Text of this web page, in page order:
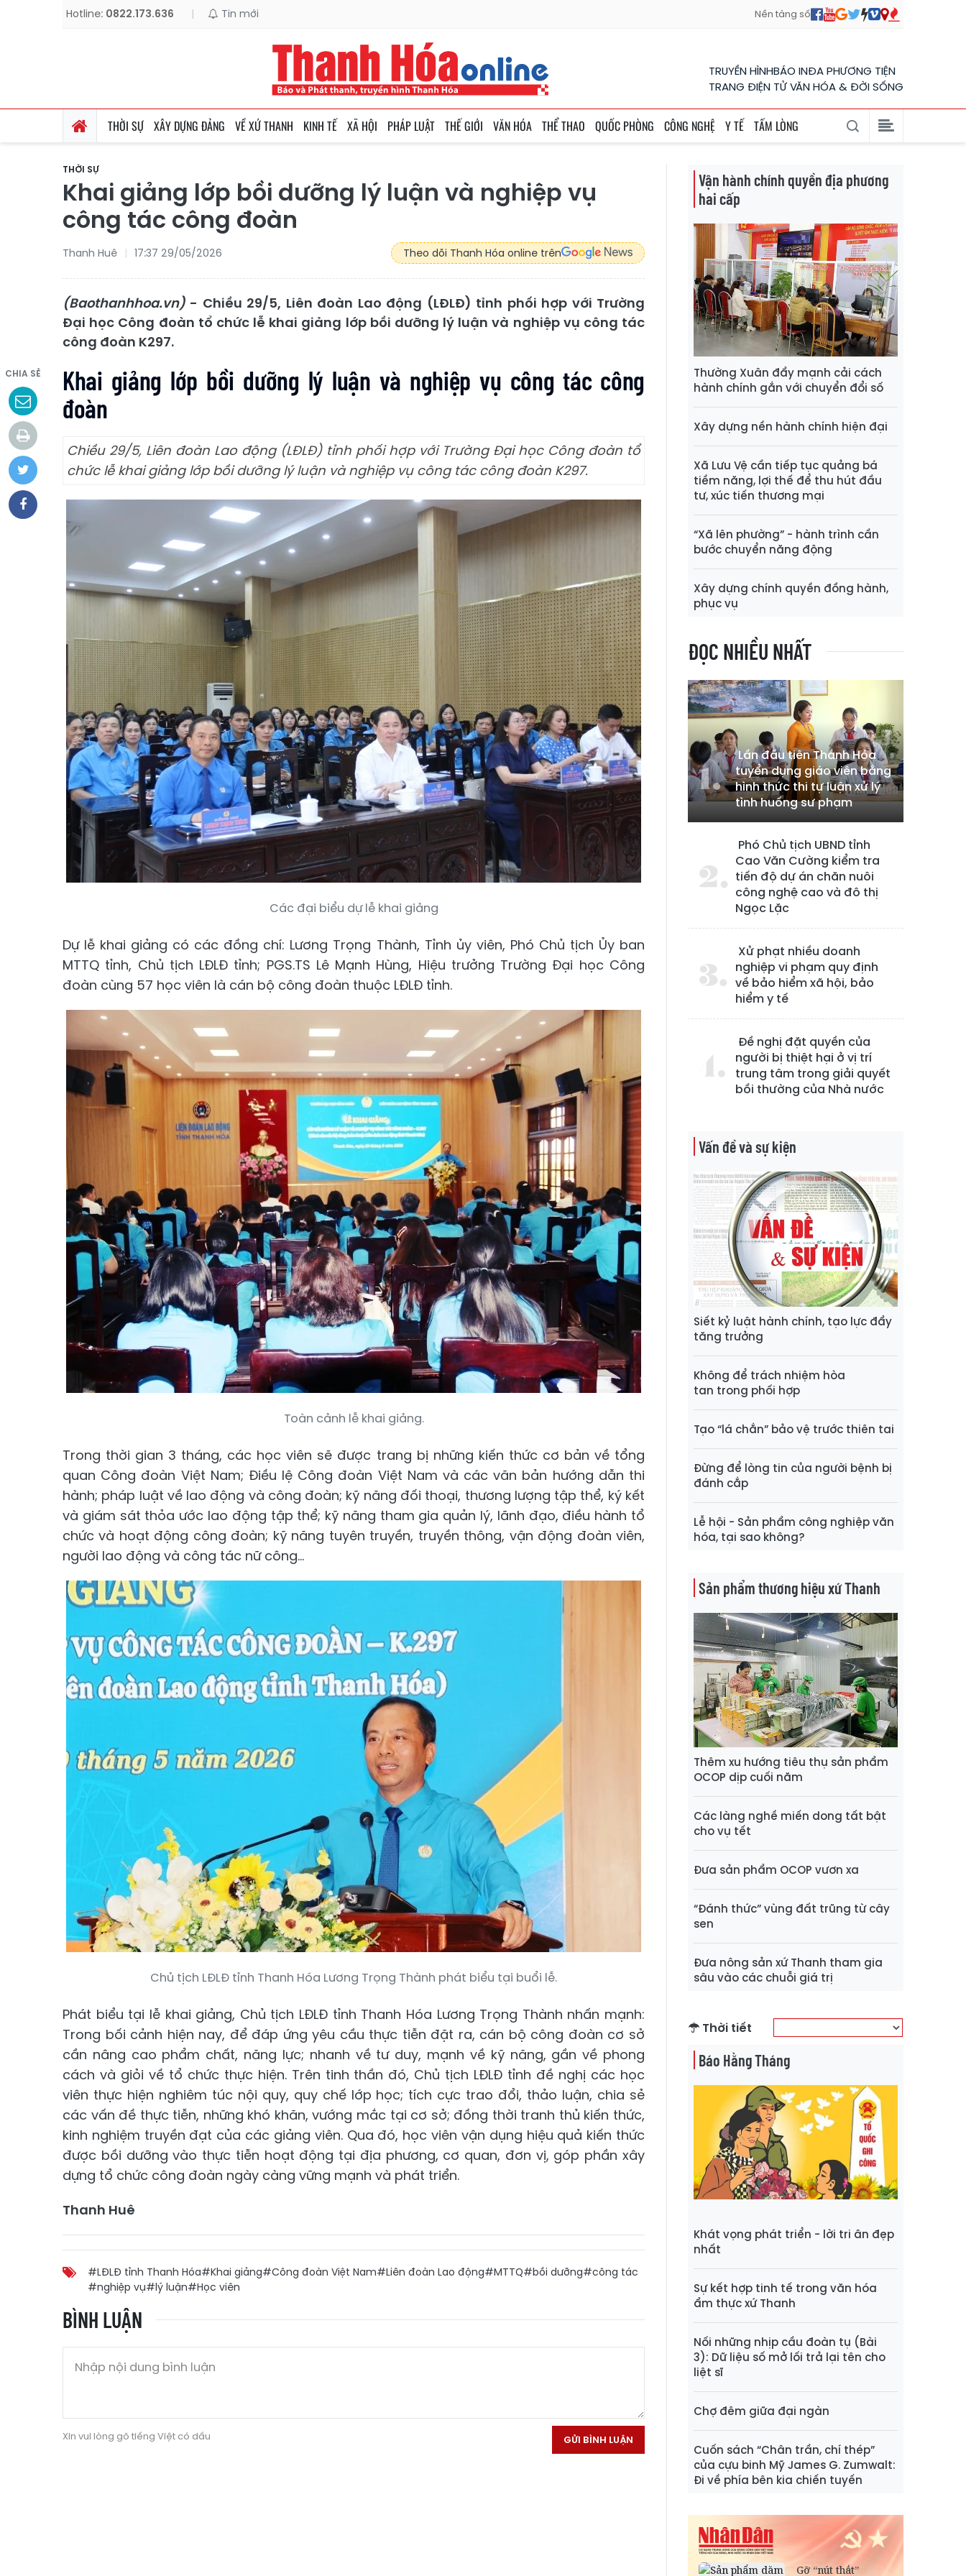
Hotline: 0822.173.636 | Tin mới Nền tảng số
TRUYỀN HÌNHBÁO INĐA PHƯƠNG TIỆN
TRANG ĐIỆN TỬ VĂN HÓA & ĐỜI SỐNG
THỜI SỰ XÂY DỰNG ĐẢNG VỀ XỨ THANH KINH TẾ XÃ HỘI PHÁP LUẬT THẾ GIỚI VĂN HÓA THỂ THAO QUỐC PHÒNG CÔNG NGHỆ Y TẾ TẤM LÒNG
THỜI SỰ
Khai giảng lớp bồi dưỡng lý luận và nghiệp vụ
công tác công đoàn
Thanh Huê 17:37 29/05/2026 Theo dõi Thanh Hóa online trên
(Baothanhhoa.vn) - Chiều 29/5, Liên đoàn Lao động (LĐLĐ) tỉnh phối hợp với Trường
Đại học Công đoàn tổ chức lễ khai giảng lớp bồi dưỡng lý luận và nghiệp vụ công tác
công đoàn K297.
CHIA SẺ
Khai giảng lớp bồi dưỡng lý luận và nghiệp vụ công tác công
đoàn
Chiều 29/5, Liên đoàn Lao động (LĐLĐ) tỉnh phối hợp với Trường Đại học Công đoàn tổ
chức lễ khai giảng lớp bồi dưỡng lý luận và nghiệp vụ công tác công đoàn K297.
Các đại biểu dự lễ khai giảng
Dự lễ khai giảng có các đồng chí: Lương Trọng Thành, Tỉnh ủy viên, Phó Chủ tịch Ủy ban
MTTQ tỉnh, Chủ tịch LĐLĐ tỉnh; PGS.TS Lê Mạnh Hùng, Hiệu trưởng Trường Đại học Công
đoàn cùng 57 học viên là cán bộ công đoàn thuộc LĐLĐ tỉnh.
Toàn cảnh lễ khai giảng.
Trong thời gian 3 tháng, các học viên sẽ được trang bị những kiến thức cơ bản về tổng
quan Công đoàn Việt Nam; Điều lệ Công đoàn Việt Nam và các văn bản hướng dẫn thi
hành; pháp luật về lao động và công đoàn; kỹ năng đối thoại, thương lượng tập thể, ký kết
và giám sát thỏa ước lao động tập thể; kỹ năng tham gia quản lý, lãnh đạo, điều hành tổ
chức và hoạt động công đoàn; kỹ năng tuyên truyền, truyền thông, vận động đoàn viên,
người lao động và công tác nữ công...
Chủ tịch LĐLĐ tỉnh Thanh Hóa Lương Trọng Thành phát biểu tại buổi lễ.
Phát biểu tại lễ khai giảng, Chủ tịch LĐLĐ tỉnh Thanh Hóa Lương Trọng Thành nhấn mạnh:
Trong bối cảnh hiện nay, để đáp ứng yêu cầu thực tiễn đặt ra, cán bộ công đoàn cơ sở
cần nâng cao phẩm chất, năng lực; nhanh về tư duy, mạnh về kỹ năng, gần về phong
cách và giỏi về tổ chức thực hiện. Trên tinh thần đó, Chủ tịch LĐLĐ tỉnh đề nghị các học
viên thực hiện nghiêm túc nội quy, quy chế lớp học; tích cực trao đổi, thảo luận, chia sẻ
các vấn đề thực tiễn, những khó khăn, vướng mắc tại cơ sở; đồng thời tranh thủ kiến thức,
kinh nghiệm truyền đạt của các giảng viên. Qua đó, học viên vận dụng hiệu quả kiến thức
được bồi dưỡng vào thực tiễn hoạt động tại địa phương, cơ quan, đơn vị, góp phần xây
dựng tổ chức công đoàn ngày càng vững mạnh và phát triển.
Thanh Huê
#LĐLĐ tỉnh Thanh Hóa#Khai giảng#Công đoàn Việt Nam#Liên đoàn Lao động#MTTQ#bồi dưỡng#công tác
#nghiệp vụ#lý luận#Học viên
BÌNH LUẬN
Xin vui lòng gõ tiếng Việt có dấu GỬI BÌNH LUẬN
Vận hành chính quyền địa phương
hai cấp
Thường Xuân đẩy mạnh cải cách
hành chính gắn với chuyển đổi số
Xây dựng nền hành chính hiện đại
Xã Lưu Vệ cần tiếp tục quảng bá
tiềm năng, lợi thế để thu hút đầu
tư, xúc tiến thương mại
“Xã lên phường” - hành trình cần
bước chuyển năng động
Xây dựng chính quyền đồng hành,
phục vụ
ĐỌC NHIỀU NHẤT
Lần đầu tiên Thanh Hóa
tuyển dụng giáo viên bằng
hình thức thi tự luận xử lý
tình huống sư phạm
Phó Chủ tịch UBND tỉnh
Cao Văn Cường kiểm tra
tiến độ dự án chăn nuôi
công nghệ cao và đô thị
Ngọc Lặc
Xử phạt nhiều doanh
nghiệp vi phạm quy định
về bảo hiểm xã hội, bảo
hiểm y tế
Đề nghị đặt quyền của
người bị thiệt hại ở vị trí
trung tâm trong giải quyết
bồi thường của Nhà nước
Vấn đề và sự kiện
Siết kỷ luật hành chính, tạo lực đẩy
tăng trưởng
Không để trách nhiệm hòa
tan trong phối hợp
Tạo “lá chắn” bảo vệ trước thiên tai
Đừng để lòng tin của người bệnh bị
đánh cắp
Lễ hội - Sản phẩm công nghiệp văn
hóa, tại sao không?
Sản phẩm thương hiệu xứ Thanh
Thêm xu hướng tiêu thụ sản phẩm
OCOP dịp cuối năm
Các làng nghề miến dong tất bật
cho vụ tết
Đưa sản phẩm OCOP vươn xa
“Đánh thức” vùng đất trũng từ cây
sen
Đưa nông sản xứ Thanh tham gia
sâu vào các chuỗi giá trị
Thời tiết
Báo Hằng Tháng
Khát vọng phát triển - lời tri ân đẹp
nhất
Sự kết hợp tinh tế trong văn hóa
ẩm thực xứ Thanh
Nối những nhịp cầu đoàn tụ (Bài
3): Dữ liệu số mở lối trả lại tên cho
liệt sĩ
Chợ đêm giữa đại ngàn
Cuốn sách “Chân trần, chí thép”
của cựu binh Mỹ James G. Zumwalt:
Đi về phía bên kia chiến tuyến